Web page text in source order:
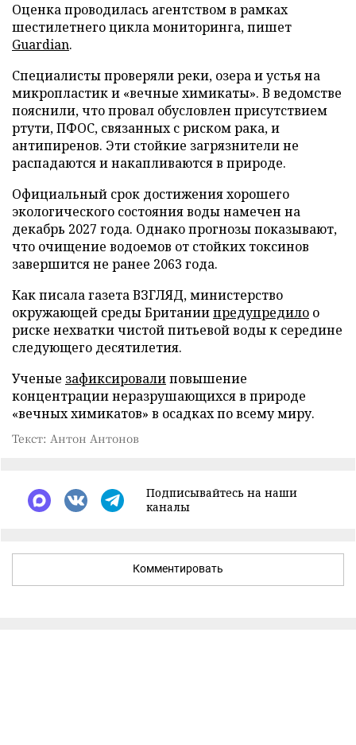
Оценка проводилась агентством в рамках
шестилетнего цикла мониторинга, пишет
Guardian.
Специалисты проверяли реки, озера и устья на
микропластик и «вечные химикаты». В ведомстве
пояснили, что провал обусловлен присутствием
ртути, ПФОС, связанных с риском рака, и
антипиренов. Эти стойкие загрязнители не
распадаются и накапливаются в природе.
Официальный срок достижения хорошего
экологического состояния воды намечен на
декабрь 2027 года. Однако прогнозы показывают,
что очищение водоемов от стойких токсинов
завершится не ранее 2063 года.
Как писала газета ВЗГЛЯД, министерство
окружающей среды Британиипредупредило о
риске нехватки чистой питьевой воды к середине
следующего десятилетия.
Ученые зафиксировалиповышение
концентрации неразрушающихся в природе
«вечных химикатов» в осадках по всему миру.
Текст: Антон Антонов
Подписывайтесь на наши
каналы
Комментировать